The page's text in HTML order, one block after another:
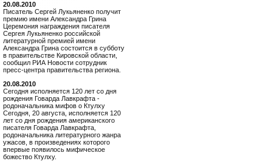
20.08.2010
Писатель Сергей Лукьяненко получит
премию имени Александра Грина
Церемония награждения писателя
Сергея Лукьяненко российской
литературной премией имени
Александра Грина состоится в субботу
в правительстве Кировской области,
сообщил РИА Новости сотрудник
пресс-центра правительства региона.
20.08.2010
Сегодня исполняется 120 лет со дня
рождения Говарда Лавкрафта -
родоначальника мифов о Ктулху
Сегодня, 20 августа, исполняется 120
лет со дня рождения американского
писателя Говарда Лавкрафта,
родоначальника литературного жанра
ужасов, в произведениях которого
впервые появилось мифическое
божество Ктулху.